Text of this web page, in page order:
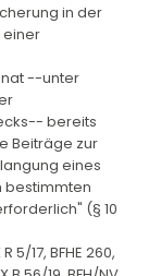
in der
einer
--unter
bereits
Beiträge zur
eines
bestimmten
(§ 10
5/17, BFHE 260,